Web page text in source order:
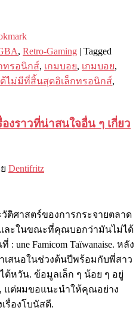
, Retro-Gaming | Tagged
ทรอนิกส์, เกมบอย, เกมบอย,
ไม่มีที่สิ้นสุดอิเล็กทรอนิกส์,
งราวที่น่าสนใจอื่น ๆ เกี่ยว
Dentifritz
ติศาสตร์ของการกระจายตลาด
ละในขณะที่คุณบอกว่ามันไม่ได้
une Famicom Taïwanaise. หลัง
เสนอในช่วงต้นปีพร้อมกับพี่สาว
ต้หวัน. ข้อมูลเล็ก ๆ น้อย ๆ อยู่
แต่ผมขอแนะนำให้คุณอย่าง
รื่องโบนัสดี.